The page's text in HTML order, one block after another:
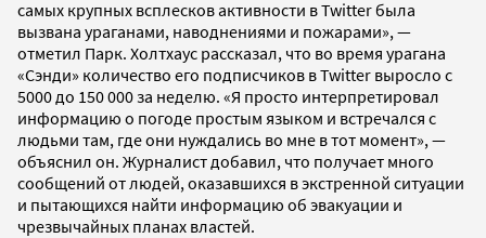
самых крупных всплесков активности в Twitter была
вызвана ураганами, наводнениями и пожарами», —
отметил Парк. Холтхаус рассказал, что во время урагана
«Сэнди» количество его подписчиков в Twitter выросло с
5000 до 150 000 за неделю. «Я просто интерпретировал
информацию о погоде простым языком и встречался с
людьми там, где они нуждались во мне в тот момент», —
объяснил он. Журналист добавил, что получает много
сообщений от людей, оказавшихся в экстренной ситуации
и пытающихся найти информацию об эвакуации и
чрезвычайных планах властей.